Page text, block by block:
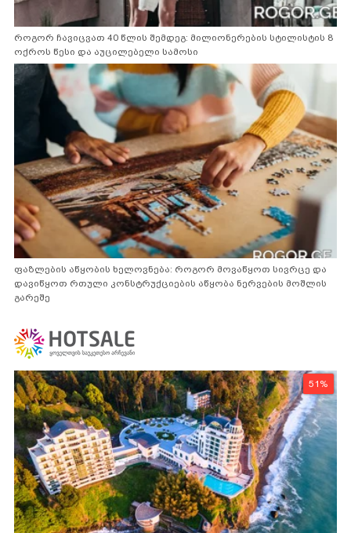
როგორ ჩავიცვათ 40 წლის შემდეგ: მილიონერების სტილისტის 8
ოქროს წესი და აუცილებელი სამოსი
ფაზლების აწყობის ხელოვნება: როგორ მოვაწყოთ სივრცე და
დავიწყოთ რთული კონსტრუქციების აწყობა ნერვების მოშლის
გარეშე
51%